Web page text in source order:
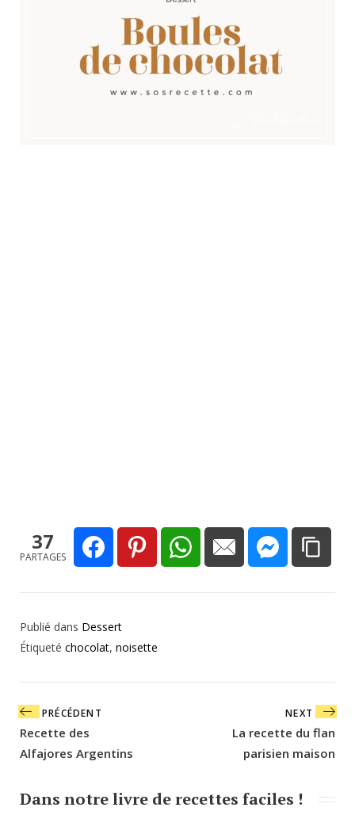
37
PARTAGES
Publié dans Dessert
Étiqueté chocolat, noisette
Navigation
de
l’article
PRÉCÉDENT
Recette des
Alfajores Argentins
NEXT
La recette du flan
parisien maison
Dans notre livre de recettes faciles !